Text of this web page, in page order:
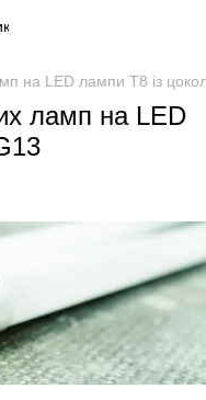
на LED лампи Т8 із
ламп на LED